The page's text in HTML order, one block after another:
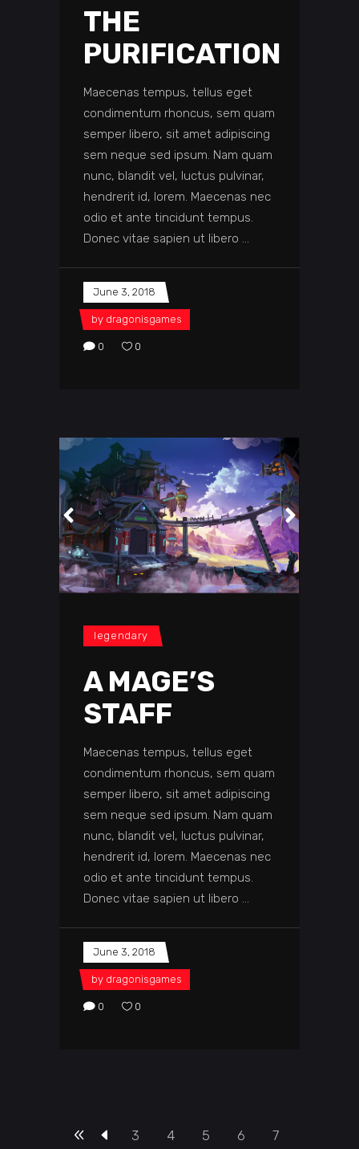
THE
PURIFICATION
Maecenas tempus, tellus eget
condimentum rhoncus, sem quam
semper libero, sit amet adipiscing
sem neque sed ipsum. Nam quam
nunc, blandit vel, luctus pulvinar,
hendrerit id, lorem. Maecenas nec
odio et ante tincidunt tempus.
Donec vitae sapien ut libero
June 3, 2018
by dragonisgames
0 0
legendary
A MAGE’S
STAFF
Maecenas tempus, tellus eget
condimentum rhoncus, sem quam
semper libero, sit amet adipiscing
sem neque sed ipsum. Nam quam
nunc, blandit vel, luctus pulvinar,
hendrerit id, lorem. Maecenas nec
odio et ante tincidunt tempus.
Donec vitae sapien ut libero
June 3, 2018
by dragonisgames
0 0
3 4 5 6 7